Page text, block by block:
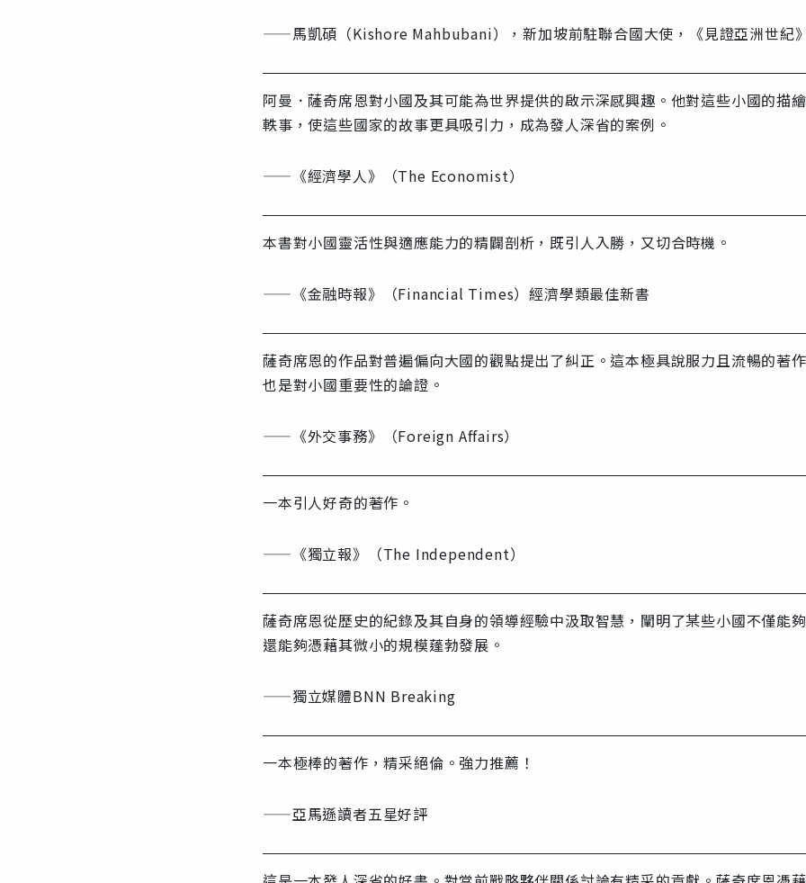
——馬凱碩（Kishore Mahbubani），新加坡前駐聯合國大使，《見證亞洲世紀
阿曼．薩奇席恩對小國及其可能為世界提供的啟示深感興趣。他對這些小國的描
軼事，使這些國家的故事更具吸引力，成為發人深省的案例。
——《經濟學人》（The Economist）
本書對小國靈活性與適應能力的精闢剖析，既引人入勝，又切合時機。
——《金融時報》（Financial Times）經濟學類最佳新書
薩奇席恩的作品對普遍偏向大國的觀點提出了糾正。這本極具說服力且流暢的著
也是對小國重要性的論證。
——《外交事務》（Foreign Affairs）
一本引人好奇的著作。
——《獨立報》（The Independent）
薩奇席恩從歷史的紀錄及其自身的領導經驗中汲取智慧，闡明了某些小國不僅能
還能夠憑藉其微小的規模蓬勃發展。
——獨立媒體BNN Breaking
一本極棒的著作，精采絕倫。強力推薦！
——亞馬遜讀者五星好評